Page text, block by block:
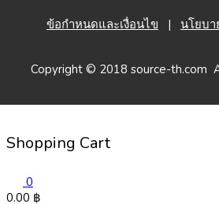
ข้อกำหนดและเงื่อนไข | นโยบ
Copyright © 2018 source-th.com
Shopping Cart
0
0.00 ฿